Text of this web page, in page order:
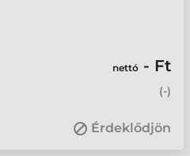
nettó - Ft
(-)
Érdeklődjön